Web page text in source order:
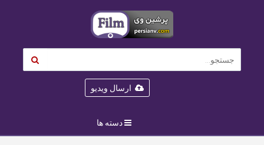
ارسال ویدیو
دسته ها